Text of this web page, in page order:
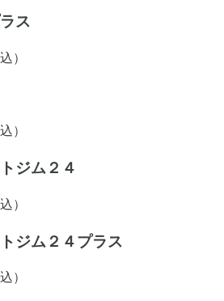
ス
）
）
ジム２４
）
ジム２４プラス
）